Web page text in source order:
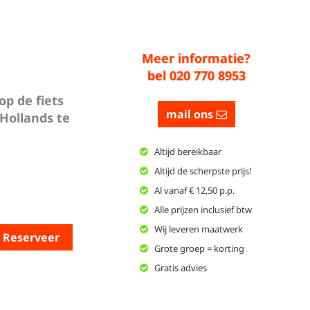
de fiets
te
Reserveer
Meer informatie?
bel 020 770 8953
mail ons
Altijd bereikbaar
Altijd de scherpste prijs!
Al vanaf € 12,50 p.p.
Alle prijzen inclusief btw
Wij leveren maatwerk
Grote groep = korting
Gratis advies